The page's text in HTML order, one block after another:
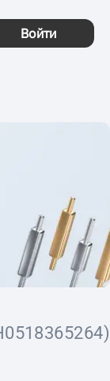
Войти